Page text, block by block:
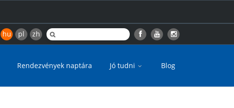
hu pl zh
Rendezvények naptára Jó tudni Blog